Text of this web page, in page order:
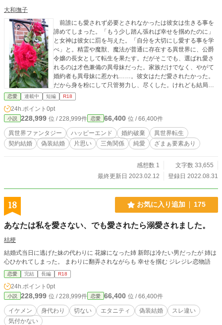
大和撫子
前誰にも愛されず必要とされなかったは彼女は生きる事を
諦めてしまった。「もう少し踏ん張れば幸せを掴めたのに」
と女神は彼女に罰を与えた。「自分を大切にし愛する事を学
べ」と。精霊や魔獣、魔法が普通に存在する異世界に、公爵
令嬢の長女として転生を果たす。だがそこでも、選ばれ愛さ
れるのは才色兼備の異母妹だった。家族だけでなく、やがて
婚約者も異母妹に惹かれ……。彼女はただ愛されたかった。
だから身を粉にして只管努力し、尽くした。けれども結局は
捨てられ、利用され尽くされた挙句に殺されてしまう。その
度に、七歳の誕生日を迎える日に巻き戻ってしまう事七
回……。八回目の巻き戻りの際、漸く腹を括った。もう周り
に愛を望まない、自分の人生を好きなように生きる！ と決
意を固める。生き残りを賭けて、これまでの体験を生かして
周りを味方につけ、宿命に抗う力をつけて行くのだ。 これ
は、虐げられ搾取された挙句殺さる宿命を持つある一人の娘
です。 ※よくあるループのファンタジーが書きたくなりまし
恋愛 連載中 短編 R18
24h.ポイント 0pt
小説 228,999 位 / 228,999件 恋愛 66,400 位 / 66,400件
異世界ファンタジー ハッピーエンド 婚約破棄
異世界転生
契約結婚
偽装結婚 片思い 三角関係 純愛 ざまぁ要素あり
感想数 1
文字数 33,655
最終更新日 2023.02.12
登録日 2022.08.31
18 お気に入り追加 175
あなたは私を愛さない、でも愛されたら溺愛されました。
桔梗
結婚式当日に逃げた妹の代わりに 花嫁になった姉 新郎は冷たい男だったが 姉は
心ひかれてしまった。 まわりに翻弄されながらも 幸せを掴む ジレジレ恋物語
恋愛 完結 長編 R18
24h.ポイント 0pt
小説 228,999 位 / 228,999件 恋愛 66,400 位 / 66,400件
イケメン 身代わり 切ない エタニティ 偽装結婚
スレ違い
気付かない